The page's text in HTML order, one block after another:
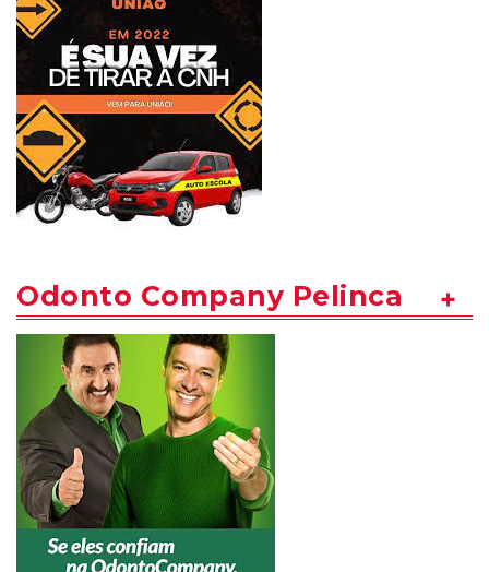
Odonto Company Pelinca